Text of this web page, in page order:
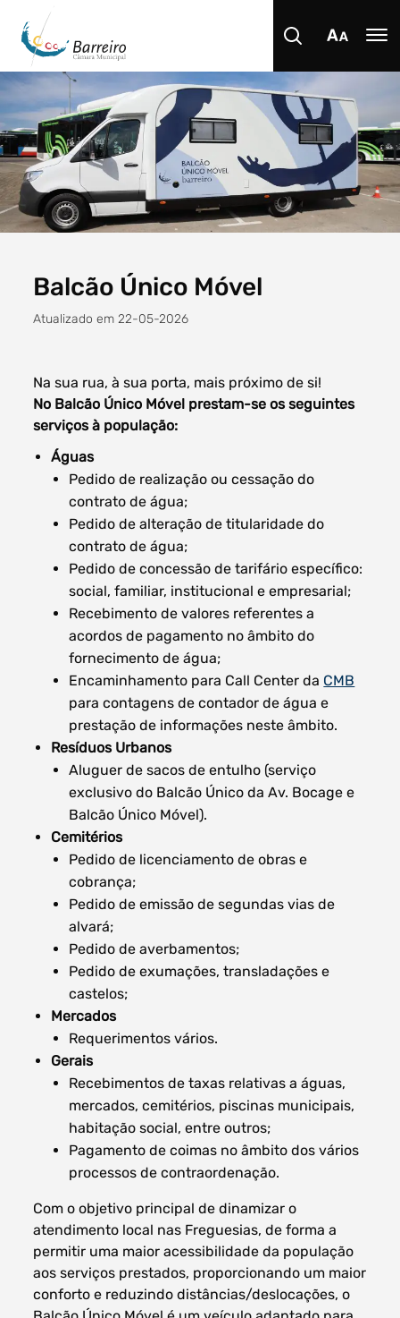
Procurar
Filtro dos anos
Filtros dos meses
procurar
Balcão Único Móvel
Atualizado em 22-05-2026
Na sua rua, à sua porta, mais próximo de si!
No Balcão Único Móvel prestam-se os seguintes
serviços à população:
Águas
Pedido de realização ou cessação do
contrato de água;
Pedido de alteração de titularidade do
contrato de água;
Pedido de concessão de tarifário específico:
social, familiar, institucional e empresarial;
Recebimento de valores referentes a
acordos de pagamento no âmbito do
fornecimento de água;
Encaminhamento para Call Center da CMB
para contagens de contador de água e
prestação de informações neste âmbito.
Resíduos Urbanos
Aluguer de sacos de entulho (serviço
exclusivo do Balcão Único da Av. Bocage e
Balcão Único Móvel).
Cemitérios
Pedido de licenciamento de obras e
cobrança;
Pedido de emissão de segundas vias de
alvará;
Pedido de averbamentos;
Pedido de exumações, transladações e
castelos;
Mercados
Requerimentos vários.
Gerais
Recebimentos de taxas relativas a águas,
mercados, cemitérios, piscinas municipais,
habitação social, entre outros;
Pagamento de coimas no âmbito dos vários
processos de contraordenação.
Com o objetivo principal de dinamizar o
atendimento local nas Freguesias, de forma a
permitir uma maior acessibilidade da população
aos serviços prestados, proporcionando um maior
conforto e reduzindo distâncias/deslocações, o